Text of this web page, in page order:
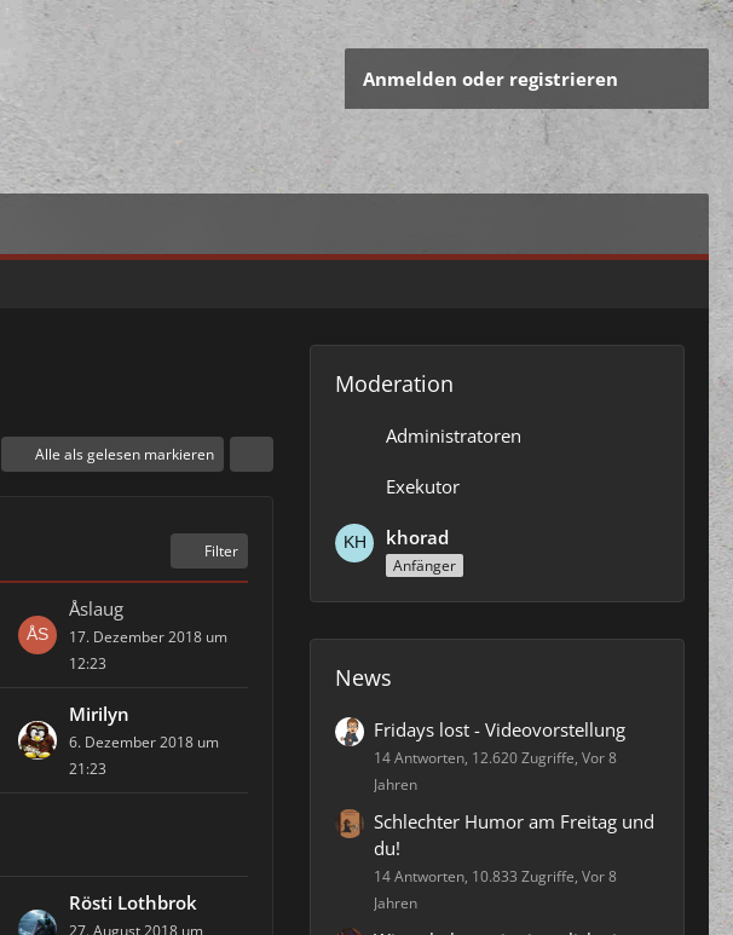
Anmelden oder registrieren
Alle als gelesen markieren
Filter
Åslaug
17. Dezember 2018 um
12:23
Mirilyn
6. Dezember 2018 um
21:23
Rösti Lothbrok
27. August 2018 um
Moderation
Administratoren
Exekutor
khorad
Anfänger
News
Fridays lost - Videovorstellung
14 Antworten, 12.620 Zugriffe, Vor 8
Jahren
Schlechter Humor am Freitag und
du!
14 Antworten, 10.833 Zugriffe, Vor 8
Jahren